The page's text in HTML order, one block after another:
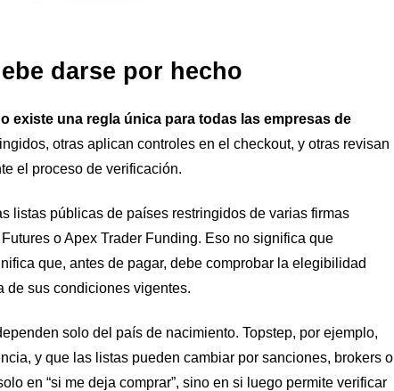
darse por hecho
existe una regla única para todas las empresas de
otras aplican controles en el checkout, y otras revisan
el proceso de verificación.
listas públicas de países restringidos de varias firmas
o Apex Trader Funding. Eso no significa que
que, antes de pagar, debe comprobar la elegibilidad
de sus condiciones vigentes.
solo del país de nacimiento. Topstep, por ejemplo,
y que las listas pueden cambiar por sanciones, brokers o
en “si me deja comprar”, sino en si luego permite verificar